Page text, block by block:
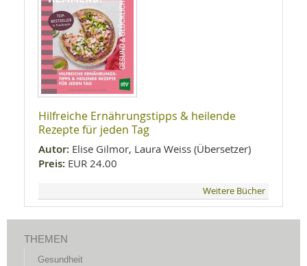
Hilfreiche Ernährungstipps & heilende
Rezepte für jeden Tag
Autor: Elise Gilmor, Laura Weiss (Übersetzer)
Preis: EUR 24.00
Weitere Bücher
THEMEN
Gesundheit